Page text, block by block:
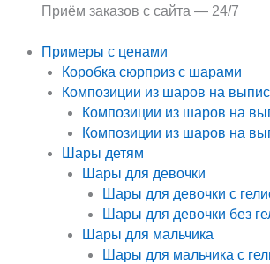
Приём заказов с сайта — 24/7
Примеры с ценами
Коробка сюрприз с шарами
Композиции из шаров на
Композиции из шаров на
Композиции из шаров на
Шары детям
Шары для девочки
Шары для девочки с
Шары для девочки без
Шары для мальчика
Шары для мальчика с